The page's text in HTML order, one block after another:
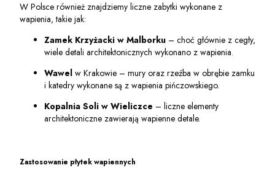
W Polsce również znajdziemy liczne zabytki wykonane z
wapienia, takie jak:
Zamek Krzyżacki w Malborku – choć głównie z cegły,
wiele detali architektonicznych wykonano z wapienia.
Wawel w Krakowie – mury oraz rzeźba w obrębie zamku
i katedry wykonane są z wapienia pińczowskiego.
Kopalnia Soli w Wieliczce – liczne elementy
architektoniczne zawierają wapienne detale.
Zastosowanie płytek wapiennych